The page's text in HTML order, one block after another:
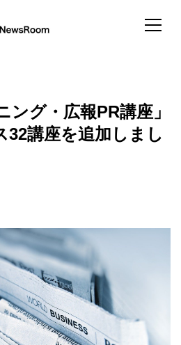
ング・広報PR講座」
32講座を追加しまし